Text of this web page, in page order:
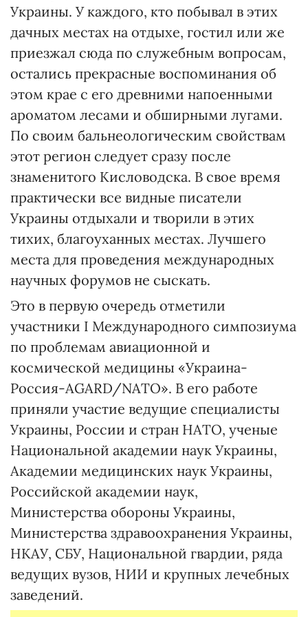
Украины. У каждого, кто побывал в этих
дачных местах на отдыхе, гостил или же
приезжал сюда по служебным вопросам,
остались прекрасные воспоминания об
этом крае с его древними напоенными
ароматом лесами и обширными лугами.
По своим бальнеологическим свойствам
этот регион следует сразу после
знаменитого Кисловодска. В свое время
практически все видные писатели
Украины отдыхали и творили в этих
тихих, благоуханных местах. Лучшего
места для проведения международных
научных форумов не сыскать.
Это в первую очередь отметили
участники I Международного симпозиума
по проблемам авиационной и
космической медицины «Украина-
Россия-AGARD/NATO». В его работе
приняли участие ведущие специалисты
Украины, России и стран НАТО, ученые
Национальной академии наук Украины,
Академии медицинских наук Украины,
Российской академии наук,
Министерства обороны Украины,
Министерства здравоохранения Украины,
НКАУ, СБУ, Национальной гвардии, ряда
ведущих вузов, НИИ и крупных лечебных
заведений.